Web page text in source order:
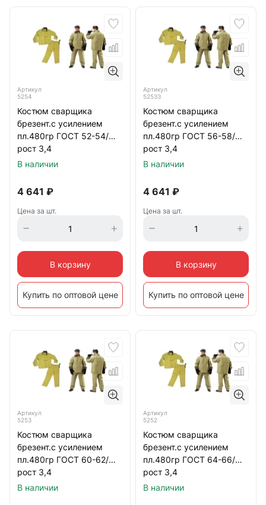
Артикул
5254
Костюм сварщика
брезент.с усилением
пл.480гр ГОСТ 52-54/
рост 3,4
ПРОФЕССИОНАЛ
В наличии
4 641 ₽
Цена за шт.
В корзину
Купить по оптовой цене
Артикул
52533
Костюм сварщика
брезент.с усилением
пл.480гр ГОСТ 56-58/
рост 3,4
ПРОФЕССИОНАЛ
В наличии
4 641 ₽
Цена за шт.
В корзину
Купить по оптовой цене
Артикул
5253
Костюм сварщика
брезент.с усилением
пл.480гр ГОСТ 60-62/
рост 3,4
ПРОФЕССИОНАЛ
В наличии
Артикул
5252
Костюм сварщика
брезент.с усилением
пл.480гр ГОСТ 64-66/
рост 3,4
ПРОФЕССИОНАЛ
В наличии